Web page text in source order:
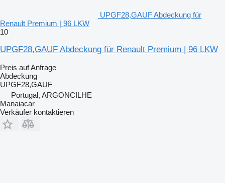
UPGF28,GAUF Abdeckung für
Renault Premium | 96 LKW
10
UPGF28,GAUF Abdeckung für Renault Premium | 96 LKW
Preis auf Anfrage
Abdeckung
UPGF28,GAUF
Portugal, ARGONCILHE
Manaiacar
Verkäufer kontaktieren